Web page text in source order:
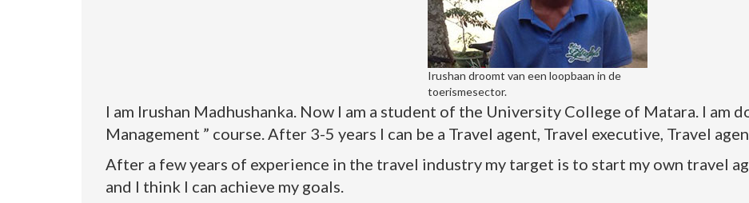
Irushan droomt van een loopbaan in de
toerismesector.
I am Irushan Madhushanka. Now I am a student of the University College of Matara. I am
Management ” course. After 3-5 years I can be a Travel agent, Travel executive, Travel
After a few years of experience in the travel industry my target is to start my own travel
and I think I can achieve my goals.